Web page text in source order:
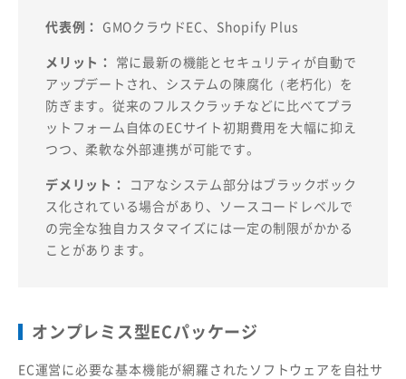
代表例： GMOクラウドEC、Shopify Plus
メリット： 常に最新の機能とセキュリティが自動で
アップデートされ、システムの陳腐化（老朽化）を
防ぎます。従来のフルスクラッチなどに比べてプラ
ットフォーム自体のECサイト初期費用を大幅に抑え
つつ、柔軟な外部連携が可能です。
デメリット： コアなシステム部分はブラックボック
ス化されている場合があり、ソースコードレベルで
の完全な独自カスタマイズには一定の制限がかかる
ことがあります。
オンプレミス型ECパッケージ
EC運営に必要な基本機能が網羅されたソフトウェアを自社サ